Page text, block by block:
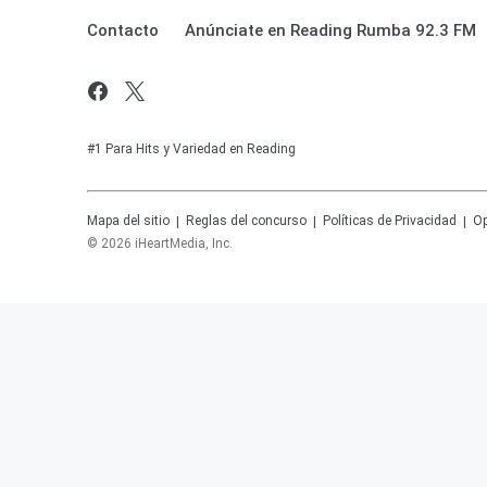
Contacto Anúnciate en Reading Rumba 92.3 FM
#1 Para Hits y Variedad en Reading
Mapa del sitio Reglas del concurso Políticas de Privacidad
© 2026 iHeartMedia, Inc.